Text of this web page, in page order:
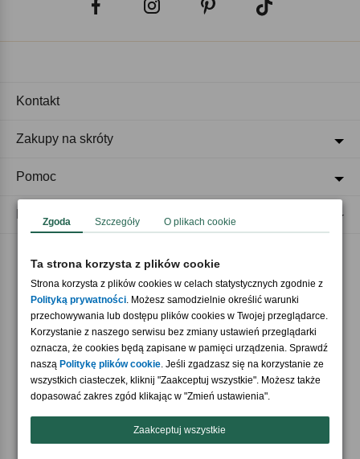
Akceptujemy płatności
Nasi partnerzy
Kontakt
Zakupy na skróty
Pomoc
Zgoda Szczegóły O plikach cookie
Ta strona korzysta z plików cookie
Strona korzysta z plików cookies w celach statystycznych zgodnie z
Polityką prywatności. Możesz samodzielnie określić warunki
przechowywania lub dostępu plików cookies w Twojej przeglądarce.
Korzystanie z naszego serwisu bez zmiany ustawień przeglądarki
oznacza, że cookies będą zapisane w pamięci urządzenia. Sprawdź
naszą Politykę plików cookie. Jeśli zgadzasz się na korzystanie ze
wszystkich ciasteczek, kliknij "Zaakceptuj wszystkie". Możesz także
dopasować zakres zgód klikając w "Zmień ustawienia".
Zaakceptuj wszystkie